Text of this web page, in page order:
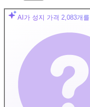
AI가 성지 가격 2,083개